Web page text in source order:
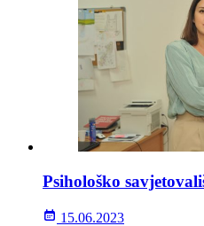
Psihološko
15.06.2023